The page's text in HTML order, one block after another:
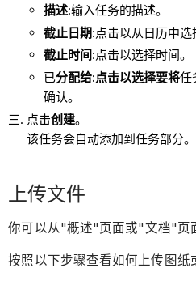
描述:输入任务的描述。
截止日期:点击以从日历中选
截止时间:点击以选择时间。
已分配给:点击以选择要将任
确认。
点击创建。
该任务会自动添加到任务部分。
上传文件
你可以从"概述"页面或"文档"页
按照以下步骤查看如何上传图纸